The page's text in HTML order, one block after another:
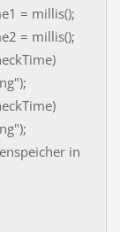
= millis();
= millis();
in